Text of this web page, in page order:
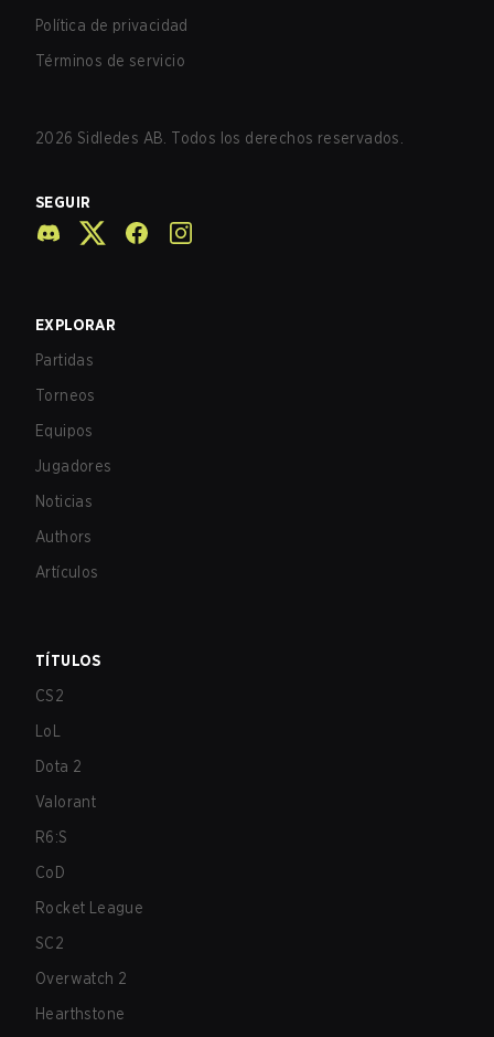
Política de privacidad
Términos de servicio
2026 Sidledes AB. Todos los derechos reservados.
SEGUIR
EXPLORAR
Partidas
Torneos
Equipos
Jugadores
Noticias
Authors
Artículos
TÍTULOS
CS2
LoL
Dota 2
Valorant
R6:S
CoD
Rocket League
SC2
Overwatch 2
Hearthstone